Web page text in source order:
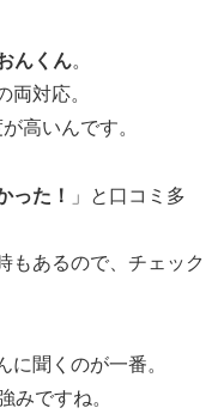
んくん。
両対応。
高いんです。
った！
」と口コミ多
もあるので、チェック
に聞くのが一番。
みですね。